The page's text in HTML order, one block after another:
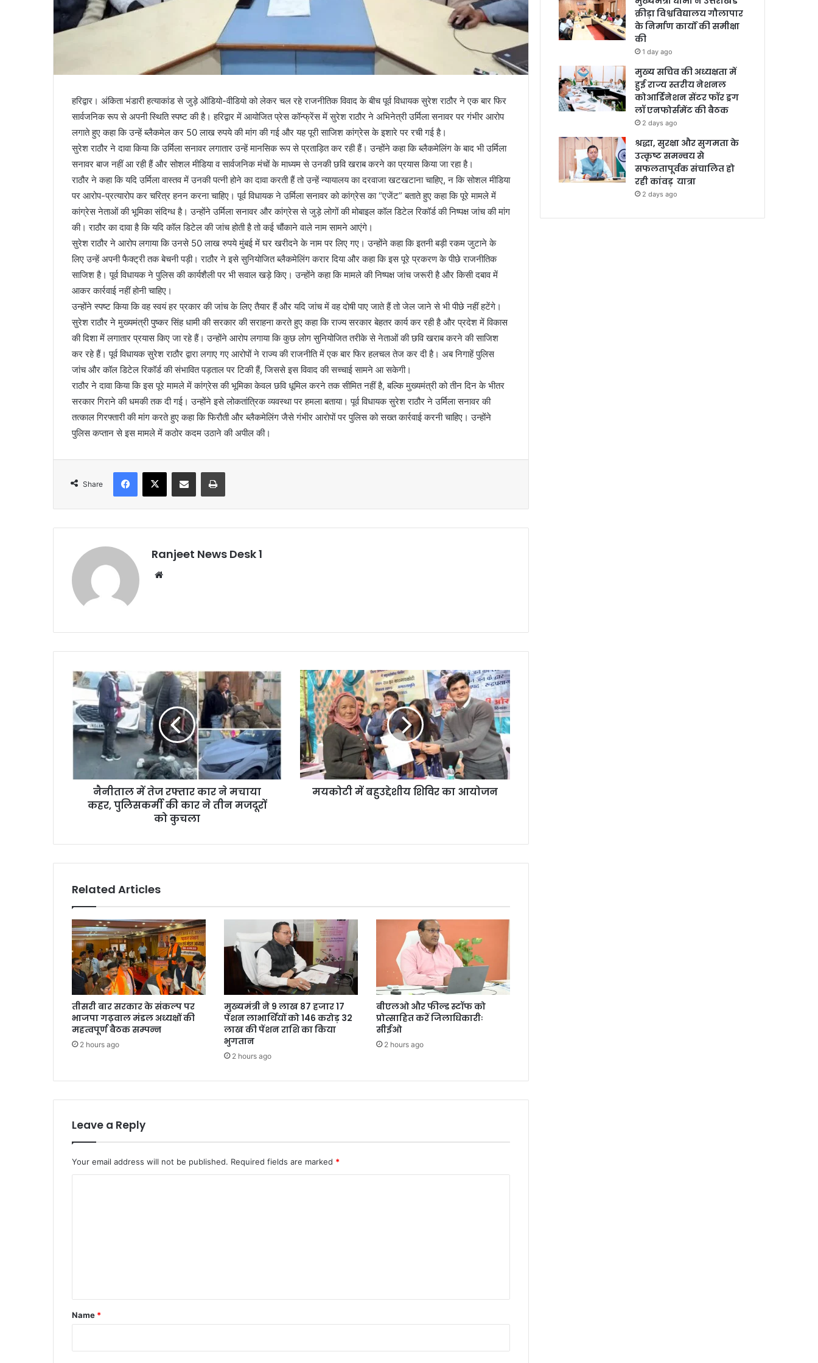
हरिद्वार। अंकिता भंडारी हत्याकांड से जुड़े ऑडियो-वीडियो को लेकर चल रहे राजनीतिक विवाद के बीच पूर्व विधायक सुरेश राठौर ने एक बार फिर
सार्वजनिक रूप से अपनी स्थिति स्पष्ट की है। हरिद्वार में आयोजित प्रेस कॉन्फ्रेंस में सुरेश राठौर ने अभिनेत्री उर्मिला सनावर पर गंभीर आरोप
लगाते हुए कहा कि उन्हें ब्लैकमेल कर 50 लाख रुपये की मांग की गई और यह पूरी साजिश कांग्रेस के इशारे पर रची गई है।
सुरेश राठौर ने दावा किया कि उर्मिला सनावर लगातार उन्हें मानसिक रूप से प्रताड़ित कर रही हैं। उन्होंने कहा कि ब्लैकमेलिंग के बाद भी उर्मिला
सनावर बाज नहीं आ रही हैं और सोशल मीडिया व सार्वजनिक मंचों के माध्यम से उनकी छवि खराब करने का प्रयास किया जा रहा है।
राठौर ने कहा कि यदि उर्मिला वास्तव में उनकी पत्नी होने का दावा करती हैं तो उन्हें न्यायालय का दरवाजा खटखटाना चाहिए, न कि सोशल मीडिया
पर आरोप-प्रत्यारोप कर चरित्र हनन करना चाहिए। पूर्व विधायक ने उर्मिला सनावर को कांग्रेस का “एजेंट” बताते हुए कहा कि पूरे मामले में
कांग्रेस नेताओं की भूमिका संदिग्ध है। उन्होंने उर्मिला सनावर और कांग्रेस से जुड़े लोगों की मोबाइल कॉल डिटेल रिकॉर्ड की निष्पक्ष जांच की मांग
की। राठौर का दावा है कि यदि कॉल डिटेल की जांच होती है तो कई चौंकाने वाले नाम सामने आएंगे।
सुरेश राठौर ने आरोप लगाया कि उनसे 50 लाख रुपये मुंबई में घर खरीदने के नाम पर लिए गए। उन्होंने कहा कि इतनी बड़ी रकम जुटाने के
लिए उन्हें अपनी फैक्ट्री तक बेचनी पड़ी। राठौर ने इसे सुनियोजित ब्लैकमेलिंग करार दिया और कहा कि इस पूरे प्रकरण के पीछे राजनीतिक
साजिश है। पूर्व विधायक ने पुलिस की कार्यशैली पर भी सवाल खड़े किए। उन्होंने कहा कि मामले की निष्पक्ष जांच जरूरी है और किसी दबाव में
आकर कार्रवाई नहीं होनी चाहिए।
उन्होंने स्पष्ट किया कि वह स्वयं हर प्रकार की जांच के लिए तैयार हैं और यदि जांच में वह दोषी पाए जाते हैं तो जेल जाने से भी पीछे नहीं हटेंगे।
सुरेश राठौर ने मुख्यमंत्री पुष्कर सिंह धामी की सरकार की सराहना करते हुए कहा कि राज्य सरकार बेहतर कार्य कर रही है और प्रदेश में विकास
की दिशा में लगातार प्रयास किए जा रहे हैं। उन्होंने आरोप लगाया कि कुछ लोग सुनियोजित तरीके से नेताओं की छवि खराब करने की साजिश
कर रहे हैं। पूर्व विधायक सुरेश राठौर द्वारा लगाए गए आरोपों ने राज्य की राजनीति में एक बार फिर हलचल तेज कर दी है। अब निगाहें पुलिस
जांच और कॉल डिटेल रिकॉर्ड की संभावित पड़ताल पर टिकी हैं, जिससे इस विवाद की सच्चाई सामने आ सकेगी।
राठौर ने दावा किया कि इस पूरे मामले में कांग्रेस की भूमिका केवल छवि धूमिल करने तक सीमित नहीं है, बल्कि मुख्यमंत्री को तीन दिन के भीतर
सरकार गिराने की धमकी तक दी गई। उन्होंने इसे लोकतांत्रिक व्यवस्था पर हमला बताया। पूर्व विधायक सुरेश राठौर ने उर्मिला सनावर की
तत्काल गिरफ्तारी की मांग करते हुए कहा कि फिरौती और ब्लैकमेलिंग जैसे गंभीर आरोपों पर पुलिस को सख्त कार्रवाई करनी चाहिए। उन्होंने
पुलिस कप्तान से इस मामले में कठोर कदम उठाने की अपील की।
Share
Ranjeet News Desk 1
नैनीताल में तेज रफ्तार कार ने मचाया
कहर, पुलिसकर्मी की कार ने तीन मजदूरों
को कुचला
मयकोटी में बहुउद्देशीय शिविर का आयोजन
Related Articles
तीसरी बार सरकार के संकल्प पर
भाजपा गढ़वाल मंडल अध्यक्षों की
महत्वपूर्ण बैठक सम्पन्न
2 hours ago
मुख्यमंत्री ने 9 लाख 87 हजार 17
पेंशन लाभार्थियों को 146 करोड़ 32
लाख की पेंशन राशि का किया
भुगतान
2 hours ago
बीएलओ और फील्ड स्टॉफ को
प्रोत्साहित करें जिलाधिकारीः
सीईओ
2 hours ago
Leave a Reply
Your email address will not be published. Required fields are marked *
*
Name *
क्रीड़ा विश्वविद्यालय गौलापार
के निर्माण कार्यों की समीक्षा
की
1 day ago
मुख्य सचिव की अध्यक्षता में
हुई राज्य स्तरीय नेशनल
कोआर्डिनेशन सेंटर फॉर ड्रग
लॉ एनफोर्समेंट की बैठक
2 days ago
श्रद्धा, सुरक्षा और सुगमता के
उत्कृष्ट समन्वय से
सफलतापूर्वक संचालित हो
रही कांवड़ यात्रा
2 days ago